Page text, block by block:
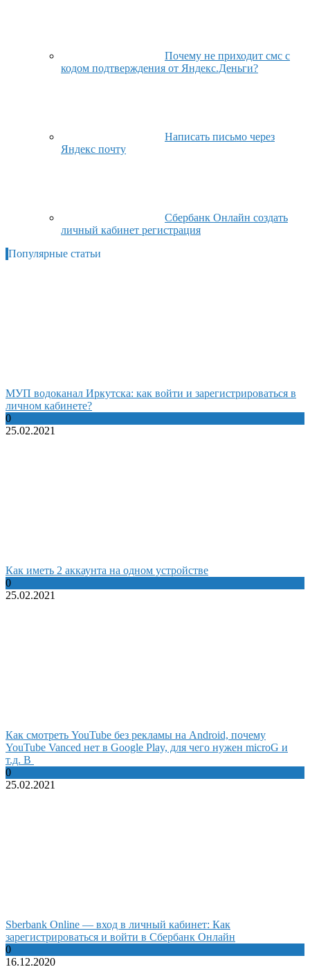
Почему не приходит смс с
кодом подтверждения от Яндекс.Деньги?
Написать письмо через
Яндекс почту
Сбербанк Онлайн создать
личный кабинет регистрация
Популярные статьи
МУП водоканал Иркутска: как войти и зарегистрироваться в
личном кабинете?
0
25.02.2021
Как иметь 2 аккаунта на одном устройстве
0
25.02.2021
Как смотреть YouTube без рекламы на Android, почему
YouTube Vanced нет в Google Play, для чего нужен microG и
т.д. В
0
25.02.2021
Sberbank Online — вход в личный кабинет: Как
зарегистрироваться и войти в Сбербанк Онлайн
0
16.12.2020